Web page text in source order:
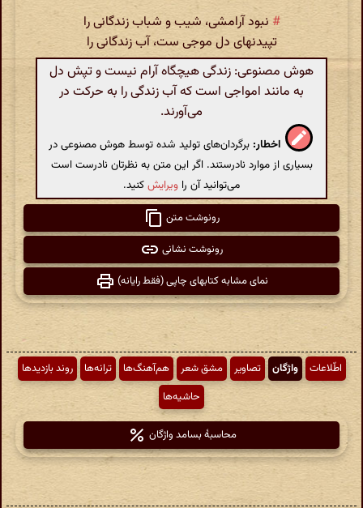
# نبود آرامشی، شیب و شباب زندگانی را
تپیدنهای دل موجی ست، آب زندگانی را
هوش مصنوعی: زندگی هیچگاه آرام نیست و تپش دل
به مانند امواجی است که آب زندگی را به حرکت در
می‌آورند.
اخطار: برگردان‌های تولید شده توسط هوش مصنوعی در
بسیاری از موارد نادرستند. اگر این متن به نظرتان نادرست است
می‌توانید آن را ویرایشکنید.
رونوشت متن
رونوشت نشانی
نمای مشابه کتابهای چاپی (فقط رایانه)
اطّلاعات واژگان تصاویر مشق شعر هم‌آهنگ‌ها ترانه‌ها
روند بازدیدها
حاشیه‌ها
محاسبهٔ بسامد واژگان